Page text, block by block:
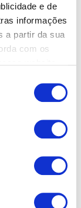
e de
informações
a partir da sua
com os